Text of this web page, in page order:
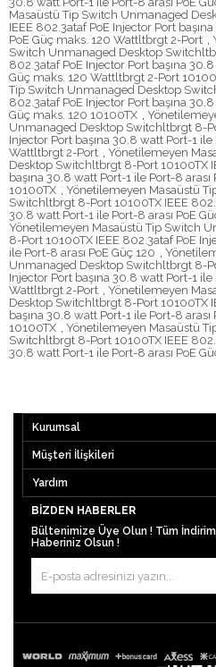
Masaüstü Tip Switch Unmanaged
IEEE 802.3ataf PoE Injector Port
PoE Güç maks. 120 Wattltbrgt 2-Port ,
Switch Unmanaged Desktop
802.3ataf PoE Injector Port başına
Güç maks. 120 Wattltbrgt 2-Port
Tip Switch Unmanaged Desktop
802.3ataf PoE Injector Port başına
Güç maks. 120 10100TX ,
Unmanaged Desktop Switchltbrgt 8-
Injector Port başına 30.8 watt Port-1 ile
Wattltbrgt 2-Port , Yönetilemeyen
Desktop Switchltbrgt 8-Port 10100TX
başına 30.8 watt Port-1 ile Port-8
10100TX , Yönetilemeyen Masaüstü
Switchltbrgt 8-Port 10100TX IEEE
30.8 watt Port-1 ile Port-8 arası PoE
Yönetilemeyen Masaüstü Tip Switch
8-Port 10100TX IEEE 802.3ataf PoE
ile Port-8 arası PoE Güç 120 ,
Unmanaged Desktop Switchltbrgt 8-
Injector Port başına 30.8 watt Port-1 ile
Wattltbrgt 2-Port , Yönetilemeyen
Desktop Switchltbrgt 8-Port 10100TX
başına 30.8 watt Port-1 ile Port-8
10100TX , Yönetilemeyen Masaüstü
Switchltbrgt 8-Port 10100TX IEEE
30.8 watt Port-1 ile Port-8 arası PoE
Kurumsal
Müşteri İlişkileri
Yardım
BIZDEN HABERLER
Bültenimize Üye Olun ! Tüm
Haberiniz Olsun !